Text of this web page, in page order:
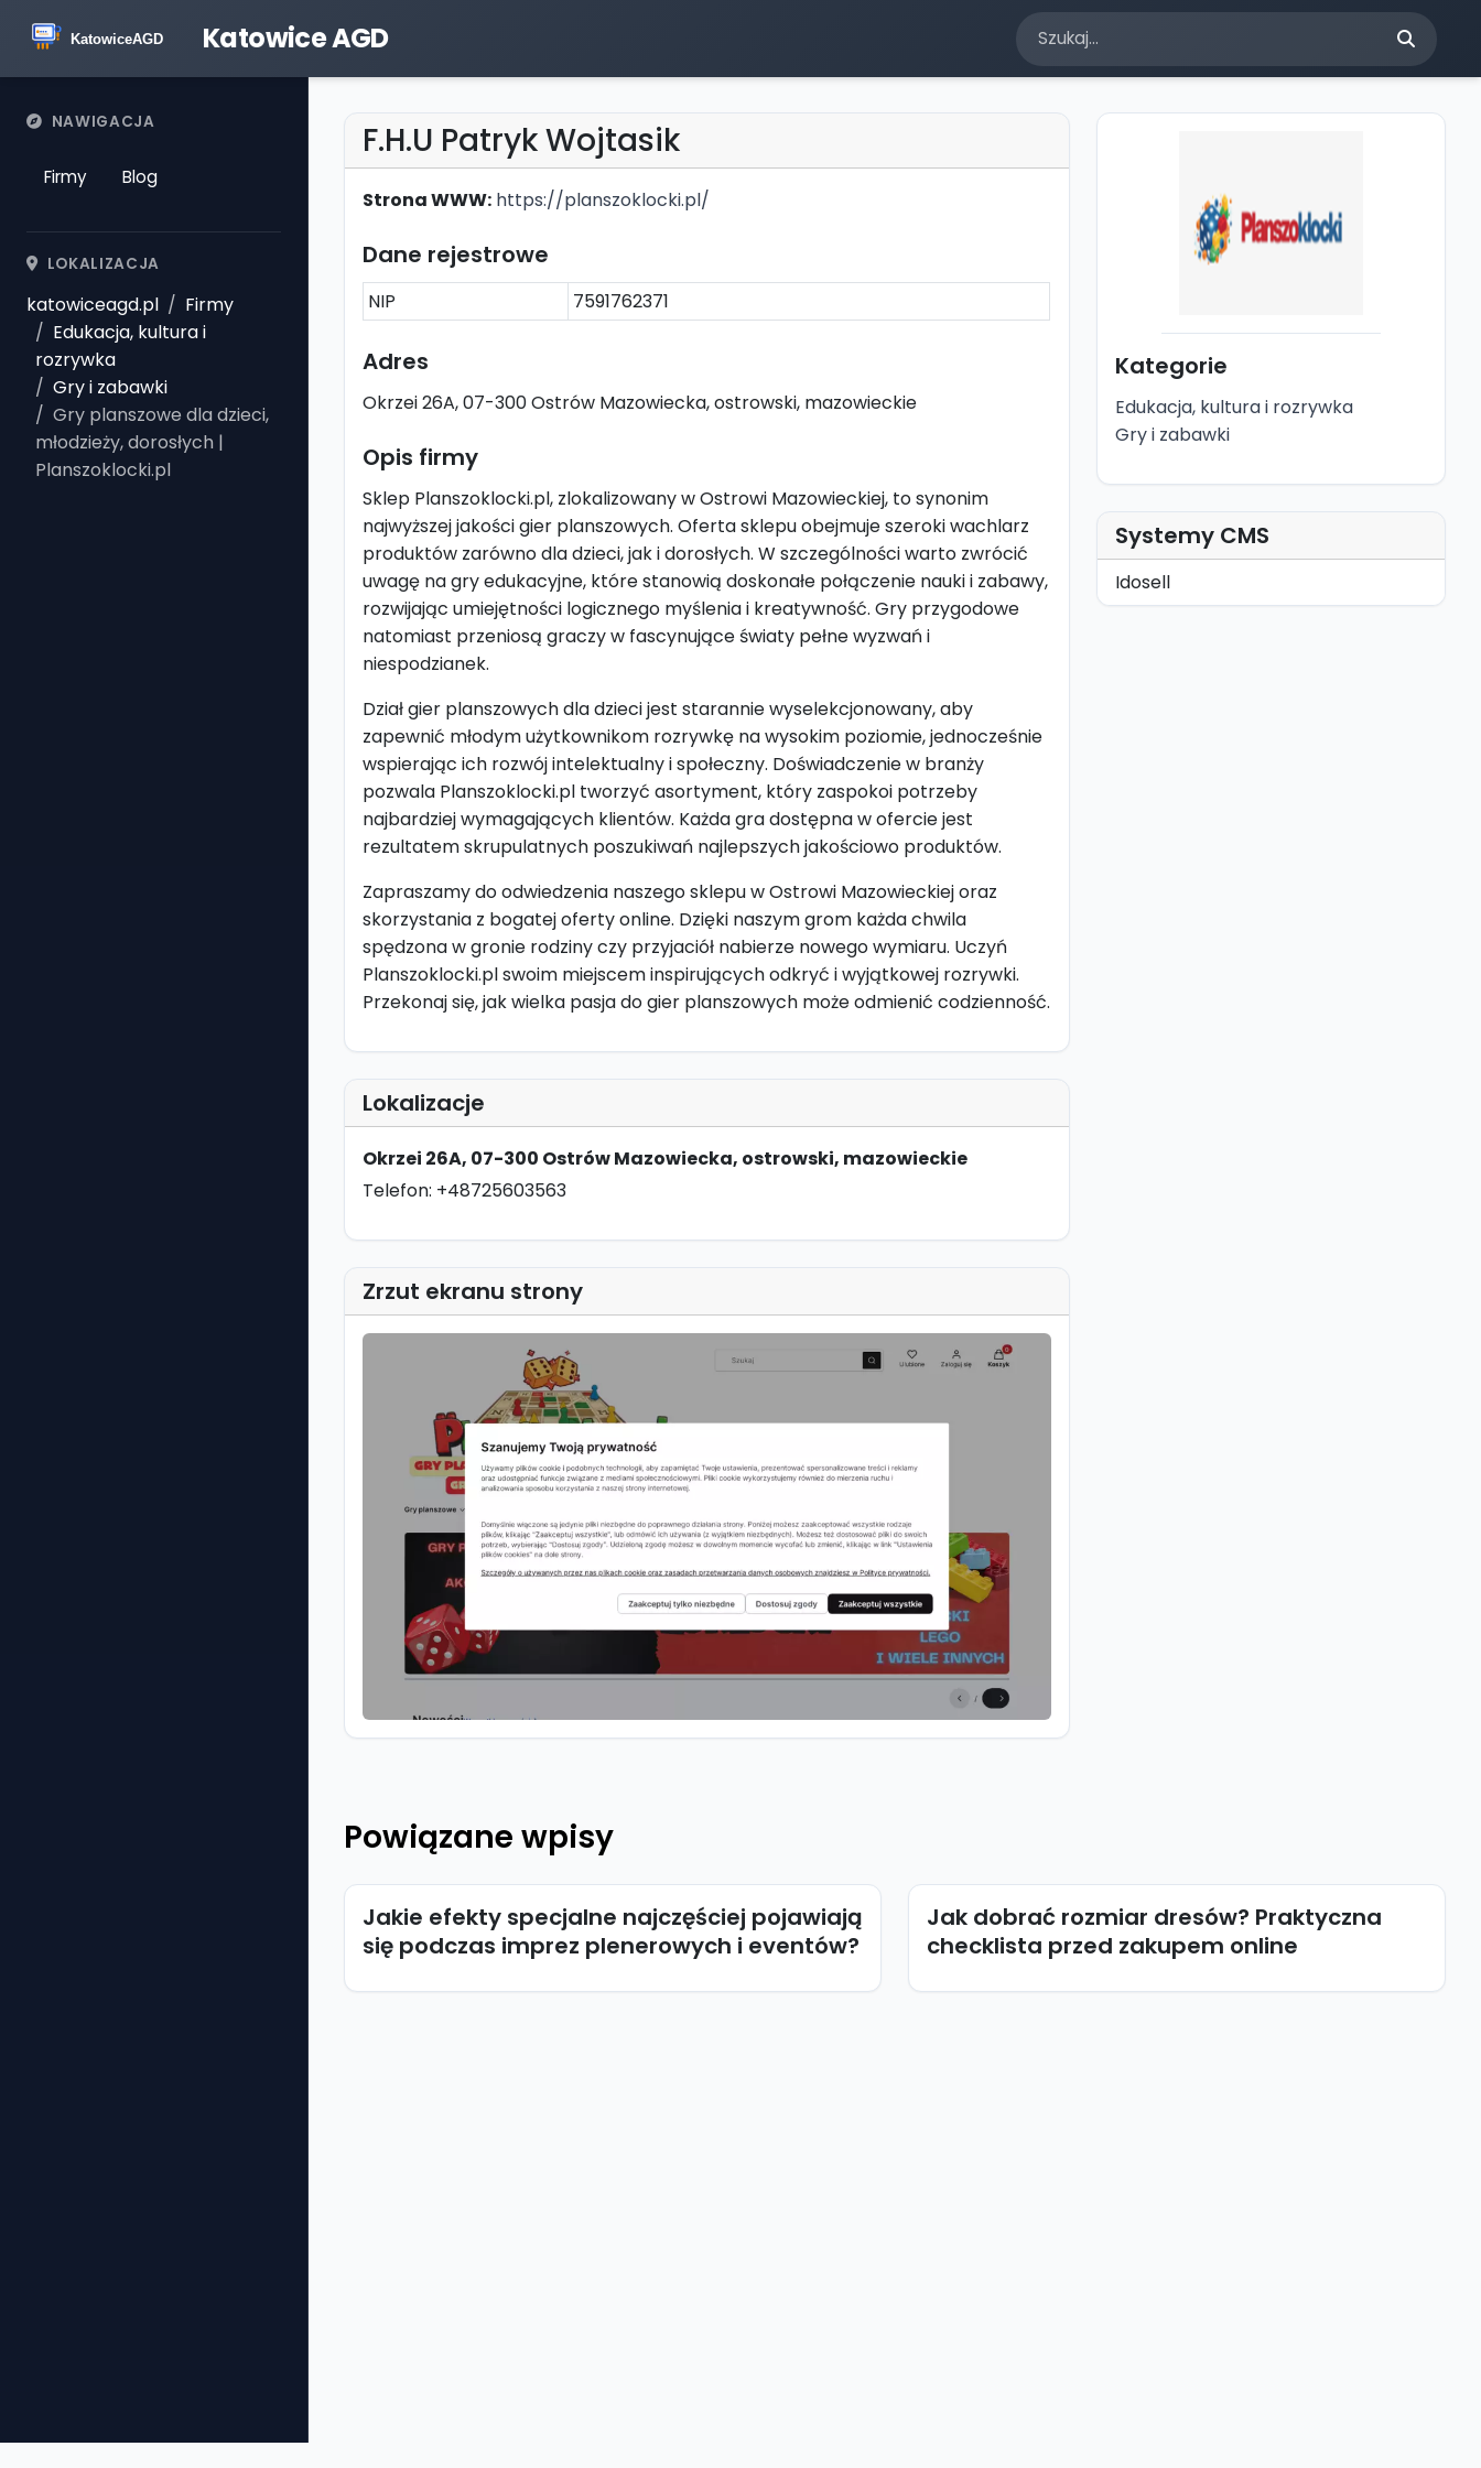
Katowice AGD
NAWIGACJA
Firmy Blog
LOKALIZACJA
katowiceagd.pl
Firmy
Edukacja, kultura i
rozrywka
Gry i zabawki
Gry planszowe dla dzieci,
młodzieży, dorosłych |
Planszoklocki.pl
F.H.U Patryk Wojtasik
Strona WWW: https://planszoklocki.pl/
Dane rejestrowe
NIP 7591762371
Adres
Okrzei 26A, 07-300 Ostrów Mazowiecka, ostrowski, mazowieckie
Opis firmy
Sklep Planszoklocki.pl, zlokalizowany w Ostrowi Mazowieckiej, to synonim
najwyższej jakości gier planszowych. Oferta sklepu obejmuje szeroki wachlarz
produktów zarówno dla dzieci, jak i dorosłych. W szczególności warto zwrócić
uwagę na gry edukacyjne, które stanowią doskonałe połączenie nauki i zabawy,
rozwijając umiejętności logicznego myślenia i kreatywność. Gry przygodowe
natomiast przeniosą graczy w fascynujące światy pełne wyzwań i
niespodzianek.
Dział gier planszowych dla dzieci jest starannie wyselekcjonowany, aby
zapewnić młodym użytkownikom rozrywkę na wysokim poziomie, jednocześnie
wspierając ich rozwój intelektualny i społeczny. Doświadczenie w branży
pozwala Planszoklocki.pl tworzyć asortyment, który zaspokoi potrzeby
najbardziej wymagających klientów. Każda gra dostępna w ofercie jest
rezultatem skrupulatnych poszukiwań najlepszych jakościowo produktów.
Zapraszamy do odwiedzenia naszego sklepu w Ostrowi Mazowieckiej oraz
skorzystania z bogatej oferty online. Dzięki naszym grom każda chwila
spędzona w gronie rodziny czy przyjaciół nabierze nowego wymiaru. Uczyń
Planszoklocki.pl swoim miejscem inspirujących odkryć i wyjątkowej rozrywki.
Przekonaj się, jak wielka pasja do gier planszowych może odmienić codzienność.
Lokalizacje
Okrzei 26A, 07-300 Ostrów Mazowiecka, ostrowski, mazowieckie
Telefon: +48725603563
Zrzut ekranu strony
Kategorie
Edukacja, kultura i rozrywka
Gry i zabawki
Systemy CMS
Idosell
Powiązane wpisy
Jakie efekty specjalne najczęściej pojawiają
się podczas imprez plenerowych i eventów?
Jak dobrać rozmiar dresów? Praktyczna
checklista przed zakupem online